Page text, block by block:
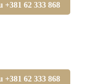
62 333 868
62 333 868